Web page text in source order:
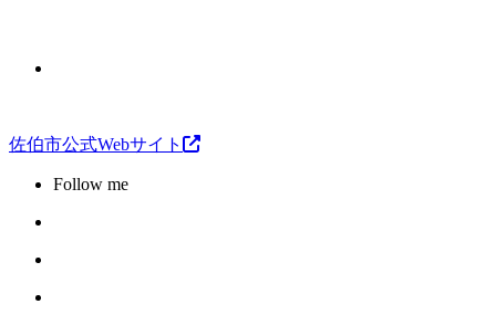
佐伯市公式Webサイト
Follow me